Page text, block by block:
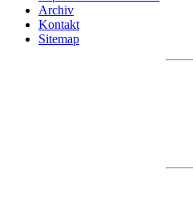
Archiv
Kontakt
Sitemap